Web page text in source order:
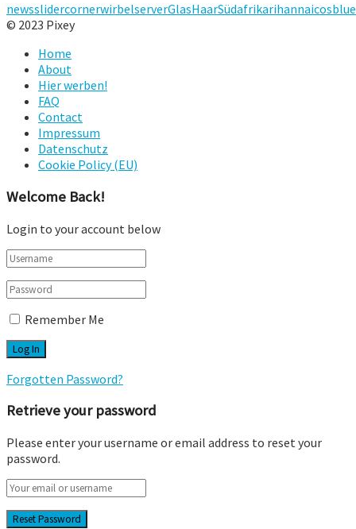
newsslidercornerwirbelserverGlasHaarSüdafrikarihannaicosblue
© 2023 Pixey
Home
About
Hier werben!
FAQ
Contact
Impressum
Datenschutz
Cookie Policy (EU)
Welcome Back!
Login to your account below
Remember Me
Forgotten Password?
Retrieve your password
Please enter your username or email address to reset your
password.